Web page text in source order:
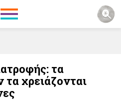
τα
τα χρειάζονται